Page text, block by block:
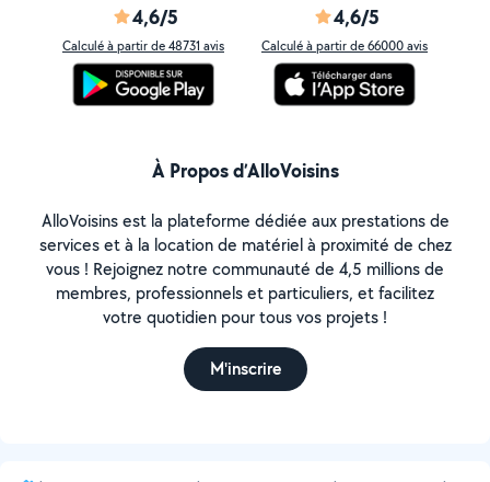
4,6/5
Calculé à partir de 48731 avis
4,6/5
Calculé à partir de 66000 avis
À Propos d’AlloVoisins
AlloVoisins est la plateforme dédiée aux prestations de
services et à la location de matériel à proximité de chez
vous ! Rejoignez notre communauté de 4,5 millions de
membres, professionnels et particuliers, et facilitez
votre quotidien pour tous vos projets !
M'inscrire